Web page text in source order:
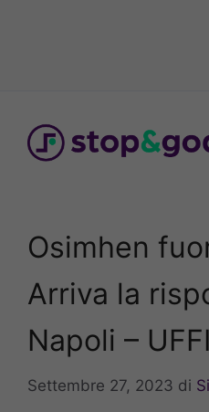
contenuto
Osimhen
Arriva la
Napoli –
Settembre 27, 2023 di